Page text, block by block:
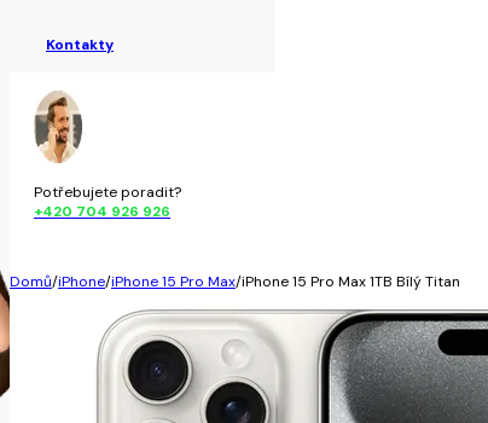
Kontakty
Potřebujete poradit?
+420 704 926 926
Domů/iPhone/iPhone 15 Pro Max/iPhone 15 Pro Max 1TB Bílý Titan